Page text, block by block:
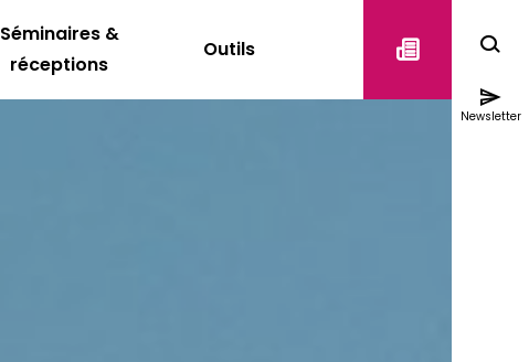
Séminaires &
réceptions
Outils
Newsletter